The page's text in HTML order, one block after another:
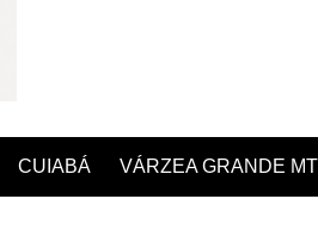
CUIABÁ VÁRZEA GRANDE MT